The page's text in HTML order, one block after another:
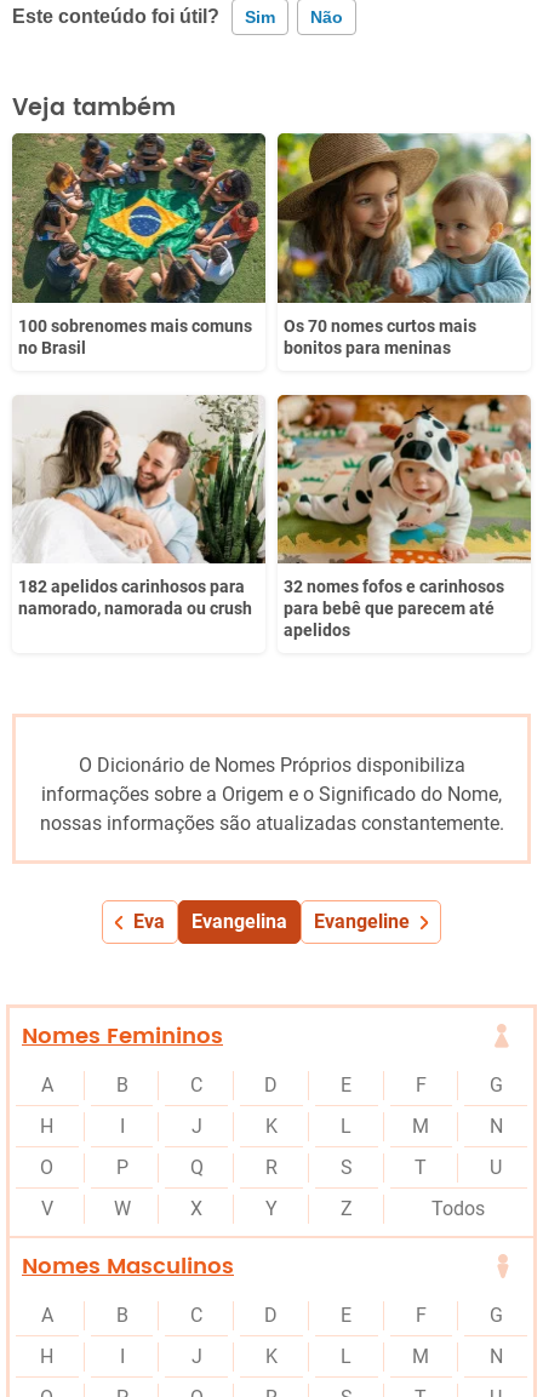
Este conteúdo foi útil? Sim Não
Este conteúdo contém informação incorreta
Este conteúdo não tem a informação que procuro
Outro
Veja também
100 sobrenomes mais comuns
no Brasil
Os 70 nomes curtos mais
bonitos para meninas
182 apelidos carinhosos para
namorado, namorada ou crush
32 nomes fofos e carinhosos
para bebê que parecem até
apelidos
O Dicionário de Nomes Próprios disponibiliza
informações sobre a Origem e o Significado do Nome,
nossas informações são atualizadas constantemente.
Eva Evangelina Evangeline
Nomes Femininos
A B C D E F
G
H
I J K L M
N
O
P Q R S T
U
V
W X Y Z Todos
Nomes Masculinos
A B C D E F
G
H
I J K L M
N